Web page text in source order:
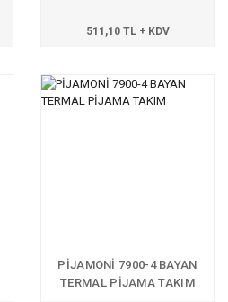
511,10 TL + KDV
PİJAMONİ 7900-4 BAYAN
TERMAL PİJAMA TAKIM